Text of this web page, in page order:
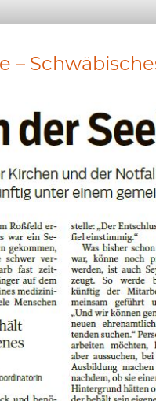
–